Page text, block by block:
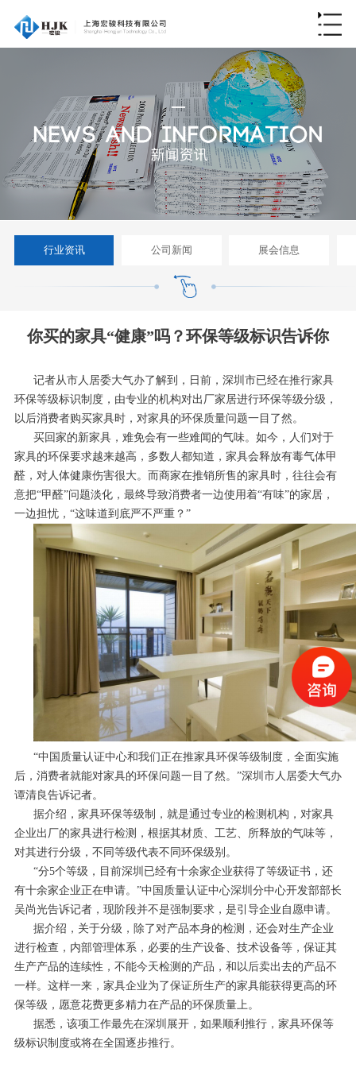
行业资讯 公司新闻 展会信息
你买的家具“健康”吗？环保等级标识告诉你
记者从市人居委大气办了解到，日前，深圳市已经在推行家具
环保等级标识制度，由专业的机构对出厂家居进行环保等级分级，
以后消费者购买家具时，对家具的环保质量问题一目了然。
买回家的新家具，难免会有一些难闻的气味。如今，人们对于
家具的环保要求越来越高，多数人都知道，家具会释放有毒气体甲
醛，对人体健康伤害很大。而商家在推销所售的家具时，往往会有
意把“甲醛”问题淡化，最终导致消费者一边使用着“有味”的家居，
一边担忧，“这味道到底严不严重？”
“中国质量认证中心和我们正在推家具环保等级制度，全面实施
后，消费者就能对家具的环保问题一目了然。”深圳市人居委大气办
谭清良告诉记者。
据介绍，家具环保等级制，就是通过专业的检测机构，对家具
企业出厂的家具进行检测，根据其材质、工艺、所释放的气味等，
对其进行分级，不同等级代表不同环保级别。
“分5个等级，目前深圳已经有十余家企业获得了等级证书，还
有十余家企业正在申请。”中国质量认证中心深圳分中心开发部部长
吴尚光告诉记者，现阶段并不是强制要求，是引导企业自愿申请。
据介绍，关于分级，除了对产品本身的检测，还会对生产企业
进行检查，内部管理体系，必要的生产设备、技术设备等，保证其
生产产品的连续性，不能今天检测的产品，和以后卖出去的产品不
一样。这样一来，家具企业为了保证所生产的家具能获得更高的环
保等级，愿意花费更多精力在产品的环保质量上。
据悉，该项工作最先在深圳展开，如果顺利推行，家具环保等
级标识制度或将在全国逐步推行。